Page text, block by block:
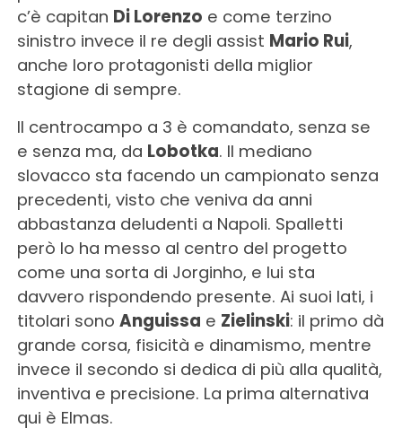
c’è capitan Di Lorenzo e come terzino
sinistro invece il re degli assist Mario Rui,
anche loro protagonisti della miglior
stagione di sempre.
Il centrocampo a 3 è comandato, senza se
e senza ma, da Lobotka. Il mediano
slovacco sta facendo un campionato senza
precedenti, visto che veniva da anni
abbastanza deludenti a Napoli. Spalletti
però lo ha messo al centro del progetto
come una sorta di Jorginho, e lui sta
davvero rispondendo presente. Ai suoi lati, i
titolari sono Anguissa e Zielinski: il primo dà
grande corsa, fisicità e dinamismo, mentre
invece il secondo si dedica di più alla qualità,
inventiva e precisione. La prima alternativa
qui è Elmas.